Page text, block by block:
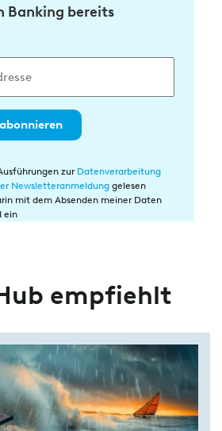
Banking bereits
zur Datenverarbeitung
Newsletteranmeldunggelesen
mit dem Absenden meiner Daten
ein
empfiehlt